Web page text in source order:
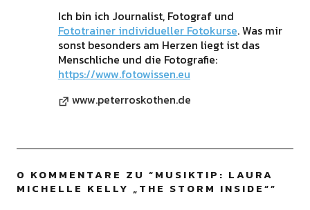
Ich bin ich Journalist, Fotograf und
Fototrainer individueller Fotokurse. Was mir
sonst besonders am Herzen liegt ist das
Menschliche und die Fotografie:
https://www.fotowissen.eu
www.peterroskothen.de
0 KOMMENTARE ZU “MUSIKTIP: LAURA
MICHELLE KELLY „THE STORM INSIDE“”